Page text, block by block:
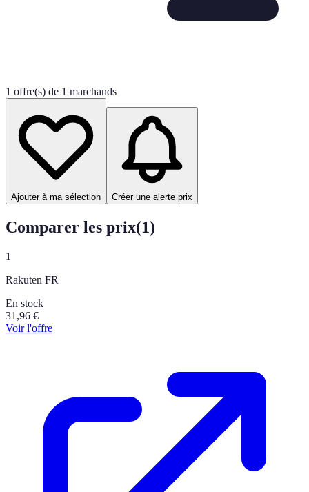
1 offre(s) de 1 marchands
Ajouter à ma sélection Créer une alerte prix
Comparer les prix(1)
1
Rakuten FR
En stock
31,96 €
Voir l'offre